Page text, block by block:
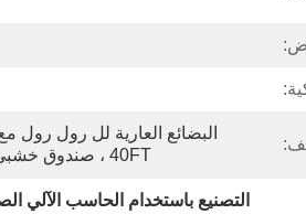
40FT ، صندوق خشبي لخزانة التحكم PLC
التصنيع باستخدام الحاسب الآلي